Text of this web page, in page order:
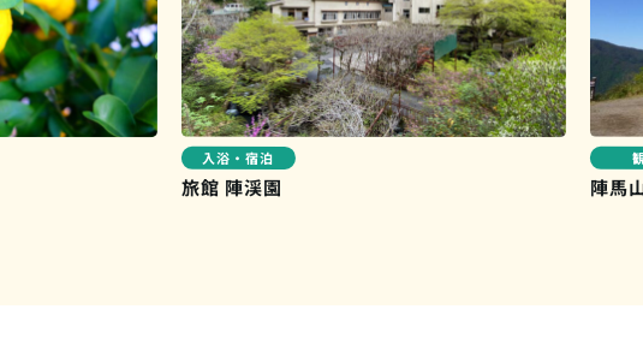
入浴・宿泊
旅館 陣渓園 陣馬